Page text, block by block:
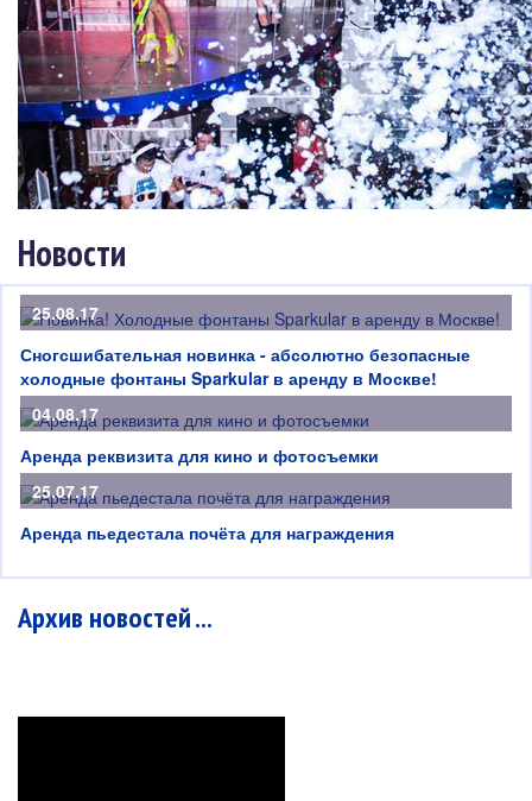
Новости
25.08.17
Сногсшибательная новинка - абсолютно безопасные
холодные фонтаны Sparkular в аренду в Москве!
04.08.17
Аренда реквизита для кино и фотосъемки
25.07.17
Аренда пьедестала почёта для награждения
Архив новостей ...